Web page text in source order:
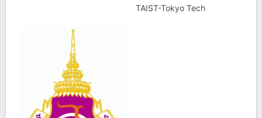
TAIST-Tokyo Tech